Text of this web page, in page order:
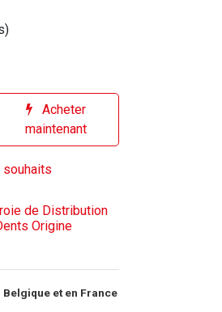
Acheter
maintenant
souhaits
de Distribution
Origine
et en France